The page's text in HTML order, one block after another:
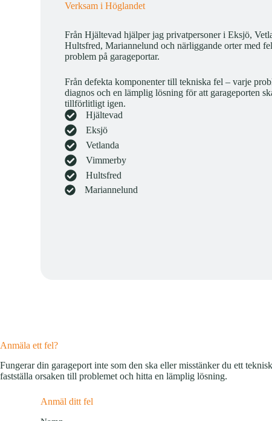
Verksam i Höglandet
Från Hjältevad hjälper jag privatpersoner i Eksjö,
Hultsfred, Mariannelund och närliggande orter med
problem på garageportar.
Från defekta komponenter till tekniska fel – varje
diagnos och en lämplig lösning för att garageporten
tillförlitligt igen.
Hjältevad
Eksjö
Vetlanda
Vimmerby
Hultsfred
Mariannelund
Anmäla ett fel?
Fungerar din garageport inte som den ska eller misstänker du ett
fastställa orsaken till problemet och hitta en lämplig lösning.
Anmäl ditt fel